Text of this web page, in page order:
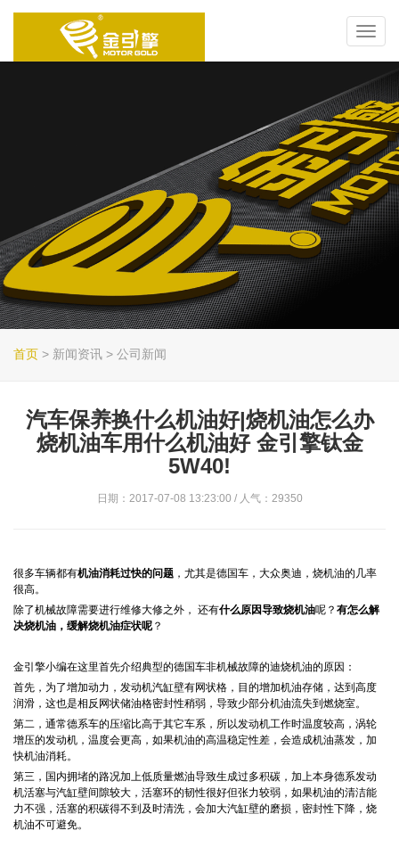
首页 > 新闻资讯 > 公司新闻
汽车保养换什么机油好|烧机油怎么办
烧机油车用什么机油好 金引擎钛金
5W40!
日期：2017-07-08 13:23:00 / 人气：29350
很多车辆都有机油消耗过快的问题 ，尤其是德国车，大众奥迪，烧机油的几率
很高。
除了机械故障需要进行维修大修之外， 还有什么原因导致烧机油呢？ 有怎么解
决烧机油，缓解烧机油症状呢？
金引擎小编在这里首先介绍典型的德国车非机械故障的迪烧机油的原因：
首先，为了增加动力，发动机汽缸壁有网状格，目的增加机油存储，达到高度
润滑，这也是相反网状储油格密封性稍弱，导致少部分机油流失到燃烧室。
第二，通常德系车的压缩比高于其它车系，所以发动机工作时温度较高，涡轮
增压的发动机，温度会更高，如果机油的高温稳定性差，会造成机油蒸发，加
快机油消耗。
第三，国内拥堵的路况加上低质量燃油导致生成过多积碳，加上本身德系发动
机活塞与汽缸壁间隙较大，活塞环的韧性很好但张力较弱，如果机油的清洁能
力不强，活塞的积碳得不到及时清洗，会加大汽缸壁的磨损，密封性下降，烧
机油不可避免。